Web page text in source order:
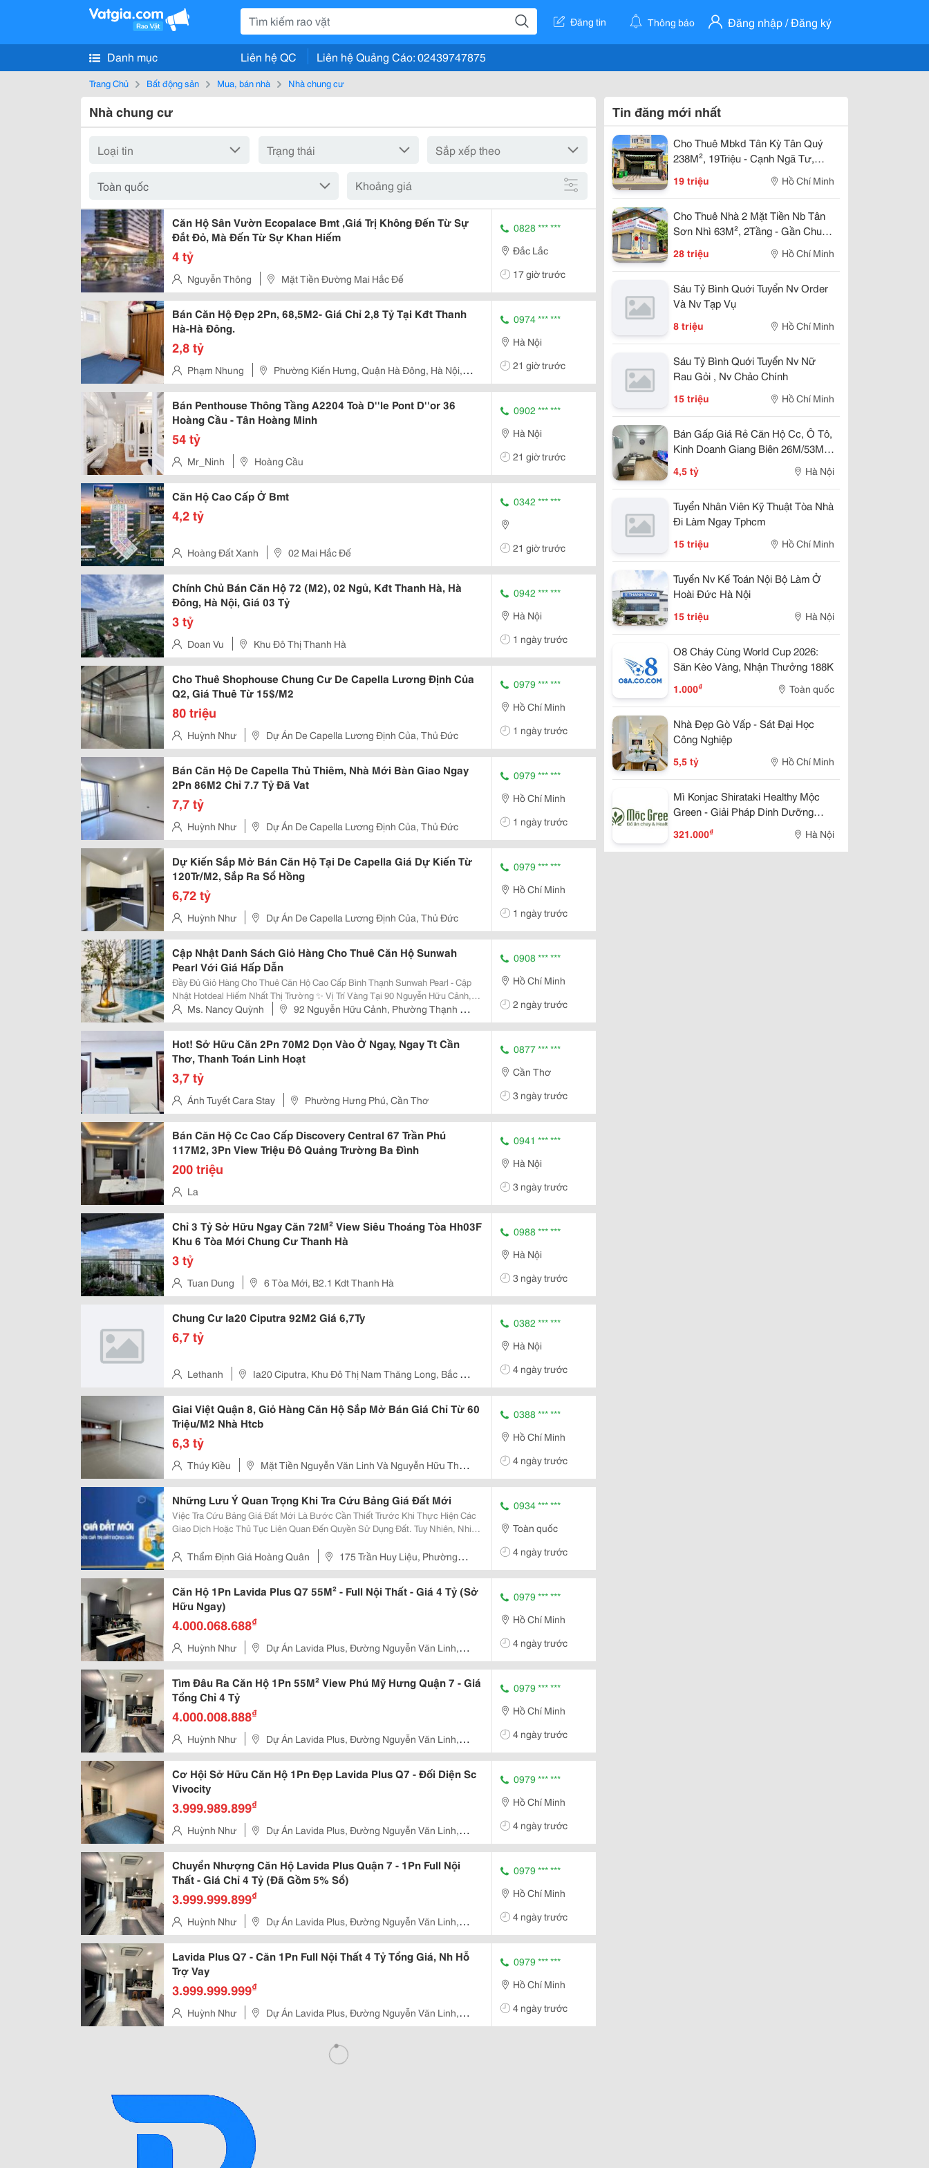
Đăng tin Thông báo Đăng nhập / Đăng ký
Danh mục Liên hệ QC Liên hệ Quảng Cáo: 02439747875
Trang Chủ Bất động sản Mua, bán nhà Nhà chung cư
Nhà chung cư
Khoảng giá
Căn Hộ Sân Vườn Ecopalace Bmt ,Giá Trị Không Đến Từ Sự
Đắt Đỏ, Mà Đến Từ Sự Khan Hiếm
4 tỷ
Nguyễn Thông Mặt Tiền Đường Mai Hắc Đế
0828 *** ***
Đắc Lắc
17 giờ trước
Bán Căn Hộ Đẹp 2Pn, 68,5M2- Giá Chỉ 2,8 Tỷ Tại Kđt Thanh
Hà-Hà Đông.
2,8 tỷ
Phạm Nhung
Phường Kiến Hưng, Quận Hà Đông, Hà Nội, --
- Dự Án ---
0974 *** ***
Hà Nội
21 giờ trước
Bán Penthouse Thông Tầng A2204 Toà D''le Pont D''or 36
Hoàng Cầu - Tân Hoàng Minh
54 tỷ
Mr_Ninh Hoàng Cầu
0902 *** ***
Hà Nội
21 giờ trước
Căn Hộ Cao Cấp Ở Bmt
4,2 tỷ
Hoàng Đất Xanh 02 Mai Hắc Đế
0342 *** ***
21 giờ trước
Chính Chủ Bán Căn Hộ 72 (M2), 02 Ngủ, Kđt Thanh Hà, Hà
Đông, Hà Nội, Giá 03 Tỷ
3 tỷ
Doan Vu Khu Đô Thị Thanh Hà
0942 *** ***
Hà Nội
1 ngày trước
Cho Thuê Shophouse Chung Cư De Capella Lương Định Của
Q2, Giá Thuê Từ 15$/M2
80 triệu
Huỳnh Như Dự Án De Capella Lương Định Của, Thủ Đức
0979 *** ***
Hồ Chí Minh
1 ngày trước
Bán Căn Hộ De Capella Thủ Thiêm, Nhà Mới Bàn Giao Ngay
2Pn 86M2 Chỉ 7.7 Tỷ Đã Vat
7,7 tỷ
Huỳnh Như Dự Án De Capella Lương Định Của, Thủ Đức
0979 *** ***
Hồ Chí Minh
1 ngày trước
Dự Kiến Sắp Mở Bán Căn Hộ Tại De Capella Giá Dự Kiến Từ
120Tr/M2, Sắp Ra Sổ Hồng
6,72 tỷ
Huỳnh Như Dự Án De Capella Lương Định Của, Thủ Đức
0979 *** ***
Hồ Chí Minh
1 ngày trước
Cập Nhật Danh Sách Giỏ Hàng Cho Thuê Căn Hộ Sunwah
Pearl Với Giá Hấp Dẫn
Đầy Đủ Giỏ Hàng Cho Thuê Căn Hộ Cao Cấp Bình Thạnh Sunwah Pearl - Cập
Nhật Hotdeal Hiếm Nhất Thị Trường ✨ Vị Trí Vàng Tại 90 Nguyễn Hữu Cảnh,
Bình Thạnh, Ngay Cạnh Saigon Pearl, Chỉ 2 Phút Đến Quận 1, Kết Nối Nhanh
Thủ Thiêm, Metro Số 1, Landmark...
Ms. Nancy Quỳnh
92 Nguyễn Hữu Cảnh, Phường Thạnh Mỹ
Tây, Quận Bình Thạnh, Tp.hcm
0908 *** ***
Hồ Chí Minh
2 ngày trước
Hot! Sở Hữu Căn 2Pn 70M2 Dọn Vào Ở Ngay, Ngay Tt Cần
Thơ, Thanh Toán Linh Hoạt
3,7 tỷ
Ánh Tuyết Cara Stay Phường Hưng Phú, Cần Thơ
0877 *** ***
Cần Thơ
3 ngày trước
Bán Căn Hộ Cc Cao Cấp Discovery Central 67 Trần Phú
117M2, 3Pn View Triệu Đô Quảng Trường Ba Đình
200 triệu
La
0941 *** ***
Hà Nội
3 ngày trước
Chỉ 3 Tỷ Sở Hữu Ngay Căn 72M² View Siêu Thoáng Tòa Hh03F
Khu 6 Tòa Mới Chung Cư Thanh Hà
3 tỷ
Tuan Dung 6 Tòa Mới, B2.1 Kdt Thanh Hà
0988 *** ***
Hà Nội
3 ngày trước
Chung Cư Ia20 Ciputra 92M2 Giá 6,7Ty
6,7 tỷ
Lethanh
Ia20 Ciputra, Khu Đô Thị Nam Thăng Long, Bắc Từ
Liêm, Hà Nội
0382 *** ***
Hà Nội
4 ngày trước
Giai Việt Quận 8, Giỏ Hàng Căn Hộ Sắp Mở Bán Giá Chỉ Từ 60
Triệu/M2 Nhà Htcb
6,3 tỷ
Thúy Kiều
Mặt Tiền Nguyễn Văn Linh Và Nguyễn Hữu Thọ,
Phường Tân Phong, Quận 7
0388 *** ***
Hồ Chí Minh
4 ngày trước
Những Lưu Ý Quan Trọng Khi Tra Cứu Bảng Giá Đất Mới
Việc Tra Cứu Bảng Giá Đất Mới Là Bước Cần Thiết Trước Khi Thực Hiện Các
Giao Dịch Hoặc Thủ Tục Liên Quan Đến Quyền Sử Dụng Đất. Tuy Nhiên, Nhiều
Sản, Dẫn Đến Những Đánh Giá Chưa...
Thẩm Định Giá Hoàng Quân
175 Trần Huy Liệu, Phường
Phú Nhuận, Tp. Hồ Chí Minh
0934 *** ***
Toàn quốc
4 ngày trước
Căn Hộ 1Pn Lavida Plus Q7 55M² - Full Nội Thất - Giá 4 Tỷ (Sở
Hữu Ngay)
4.000.068.688₫
Huỳnh Như
Dự Án Lavida Plus, Đường Nguyễn Văn Linh,
Phường Tân Phong, Quận 7, Tp. Hcm
0979 *** ***
Hồ Chí Minh
4 ngày trước
Tìm Đâu Ra Căn Hộ 1Pn 55M² View Phú Mỹ Hưng Quận 7 - Giá
Tổng Chỉ 4 Tỷ
4.000.008.888₫
Huỳnh Như
Dự Án Lavida Plus, Đường Nguyễn Văn Linh,
Phường Tân Phong, Quận 7, Tp. Hcm
0979 *** ***
Hồ Chí Minh
4 ngày trước
Cơ Hội Sở Hữu Căn Hộ 1Pn Đẹp Lavida Plus Q7 - Đối Diện Sc
Vivocity
3.999.989.899₫
Huỳnh Như
Dự Án Lavida Plus, Đường Nguyễn Văn Linh,
Phường Tân Phong, Quận 7, Tp. Hcm
0979 *** ***
Hồ Chí Minh
4 ngày trước
Chuyển Nhượng Căn Hộ Lavida Plus Quận 7 - 1Pn Full Nội
Thất - Giá Chỉ 4 Tỷ (Đã Gồm 5% Sổ)
3.999.999.899₫
Huỳnh Như
Dự Án Lavida Plus, Đường Nguyễn Văn Linh,
Phường Tân Phong, Quận 7, Tp. Hcm
0979 *** ***
Hồ Chí Minh
4 ngày trước
Lavida Plus Q7 - Căn 1Pn Full Nội Thất 4 Tỷ Tổng Giá, Nh Hỗ
Trợ Vay
3.999.999.999₫
Huỳnh Như
Dự Án Lavida Plus, Đường Nguyễn Văn Linh,
Phường Tân Phong, Quận 7, Tp. Hcm
0979 *** ***
Hồ Chí Minh
4 ngày trước
Tin đăng mới nhất
Cho Thuê Mbkd Tân Kỳ Tân Quý
238M², 19Triệu - Cạnh Ngã Tư,
19 triệu Hồ Chí Minh
Cho Thuê Nhà 2 Mặt Tiền Nb Tân
Sơn Nhì 63M², 2Tầng - Gần Chung
28 triệu Hồ Chí Minh
Sáu Tỷ Bình Quới Tuyển Nv Order
Và Nv Tạp Vụ
8 triệu Hồ Chí Minh
Sáu Tỷ Bình Quới Tuyển Nv Nữ
Rau Gỏi , Nv Chảo Chính
15 triệu Hồ Chí Minh
Bán Gấp Giá Rẻ Căn Hộ Cc, Ô Tô,
Kinh Doanh Giang Biên 26M/53M,
T1&2, Mặt Tiền 3, 4.5 Tỷ Long Biên.
4,5 tỷ Hà Nội
Tuyển Nhân Viên Kỹ Thuật Tòa Nhà
Đi Làm Ngay Tphcm
15 triệu Hồ Chí Minh
Tuyển Nv Kế Toán Nội Bộ Làm Ở
Hoài Đức Hà Nội
15 triệu Hà Nội
O8 Cháy Cùng World Cup 2026:
Săn Kèo Vàng, Nhận Thưởng 188K
1.000₫ Toàn quốc
Nhà Đẹp Gò Vấp - Sát Đại Học
Công Nghiệp
5,5 tỷ Hồ Chí Minh
Mì Konjac Shirataki Healthy Mộc
Green - Giải Pháp Dinh Dưỡng
Lành Mạnh Cho Cuộc Sống Hiện
Đại
321.000₫ Hà Nội